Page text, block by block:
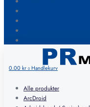
0.00kr 0 Handlekurv
Alle produkter
ArcDroid